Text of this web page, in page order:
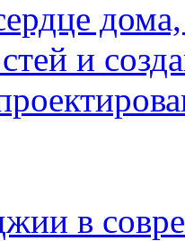
дома,
и
в